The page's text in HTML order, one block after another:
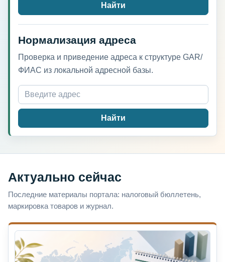
Найти
Нормализация адреса
Проверка и приведение адреса к структуре GAR/
ФИАС из локальной адресной базы.
Найти
Актуально сейчас
Последние материалы портала: налоговый бюллетень,
маркировка товаров и журнал.